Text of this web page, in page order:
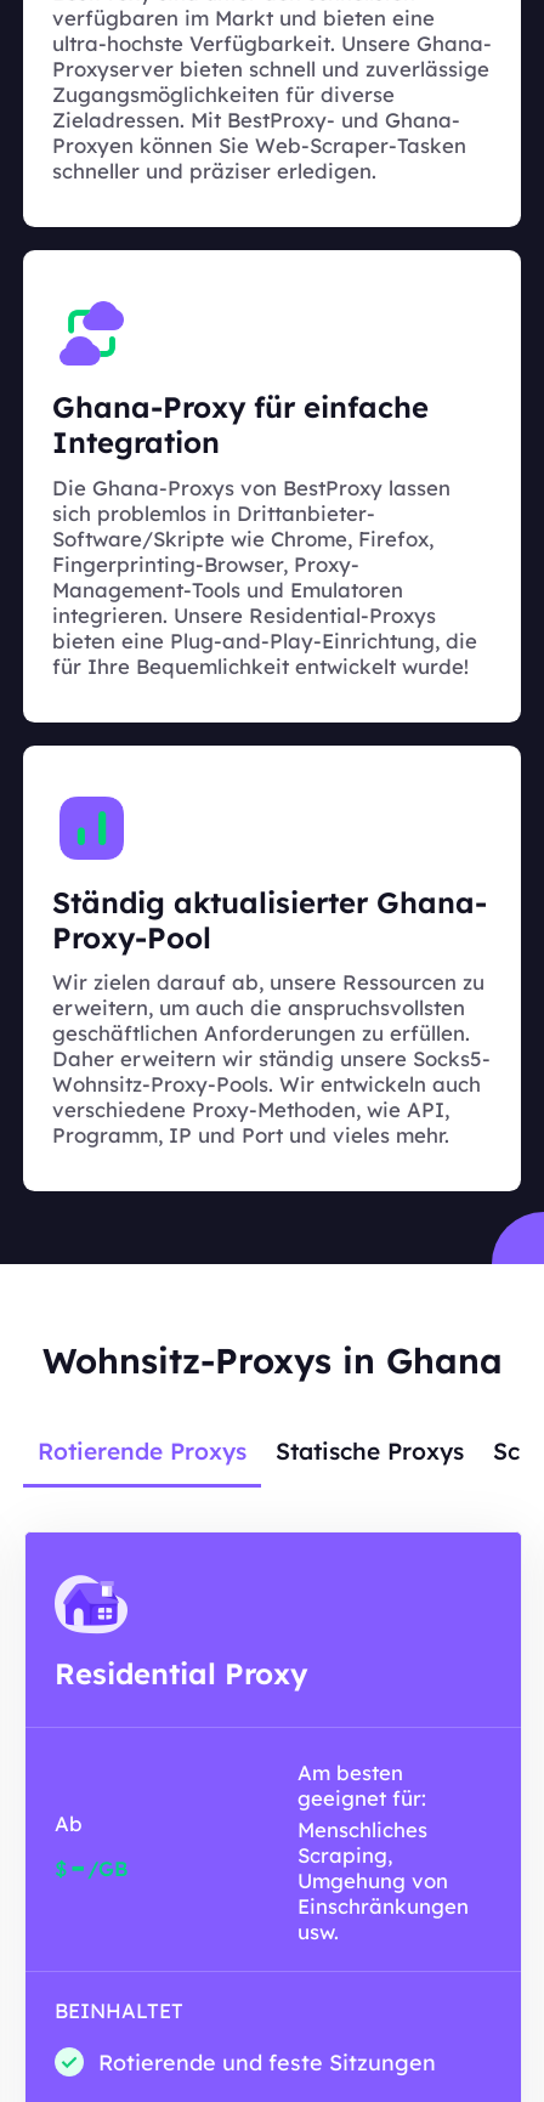
verfügbaren im Markt und bieten eine
ultra-hochste Verfügbarkeit. Unsere Ghana-
Proxyserver bieten schnell und zuverlässige
Zugangsmöglichkeiten für diverse
Zieladressen. Mit BestProxy- und Ghana-
Proxyen können Sie Web-Scraper-Tasken
schneller und präziser erledigen.
Ghana-Proxy für einfache
Integration
Die Ghana-Proxys von BestProxy lassen
sich problemlos in Drittanbieter-
Software/Skripte wie Chrome, Firefox,
Fingerprinting-Browser, Proxy-
Management-Tools und Emulatoren
integrieren. Unsere Residential-Proxys
bieten eine Plug-and-Play-Einrichtung, die
für Ihre Bequemlichkeit entwickelt wurde!
Ständig aktualisierter Ghana-
Proxy-Pool
Wir zielen darauf ab, unsere Ressourcen zu
erweitern, um auch die anspruchsvollsten
geschäftlichen Anforderungen zu erfüllen.
Daher erweitern wir ständig unsere Socks5-
Wohnsitz-Proxy-Pools. Wir entwickeln auch
verschiedene Proxy-Methoden, wie API,
Programm, IP und Port und vieles mehr.
Wohnsitz-Proxys in Ghana
Rotierende Proxys Statische Proxys
Residential Proxy
Ab
$- /GB
Am besten
geeignet für:
Menschliches
Scraping,
Umgehung von
Einschränkungen
usw.
BEINHALTET
Rotierende und feste Sitzungen